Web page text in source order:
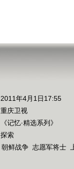
年4月1日17:55
重庆卫视
《记忆·精选系列》
索
朝鲜战争 志愿军将士